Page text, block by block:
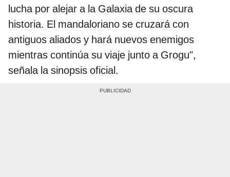
lucha por alejar a la Galaxia de su oscura
historia. El mandaloriano se cruzará con
antiguos aliados y hará nuevos enemigos
mientras continúa su viaje junto a Grogu",
señala la sinopsis oficial.